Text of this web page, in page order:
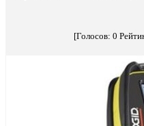
[Голосов: 0